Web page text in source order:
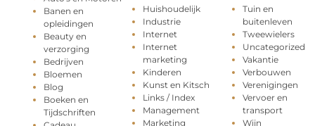
Banen en
opleidingen
Beauty en
verzorging
Bedrijven
Bloemen
Blog
Boeken en
Tijdschriften
Huishoudelijk
Industrie
Internet
Internet
marketing
Kinderen
Kunst en Kitsch
Links / Index
Management
Marketing
Tuin en
buitenleven
Tweewielers
Uncategorized
Vakantie
Verbouwen
Verenigingen
Vervoer en
transport
Wijn